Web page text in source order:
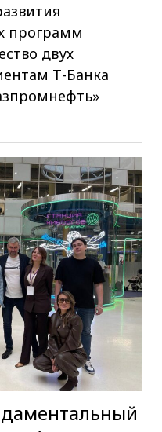
программ
двух
Т-Банка